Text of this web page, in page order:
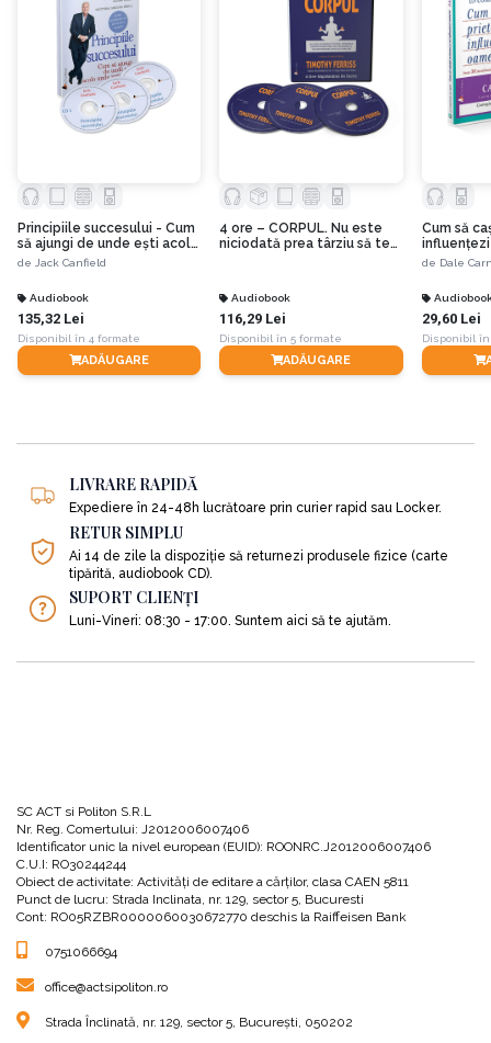
Principiile succesului - Cum
să ajungi de unde eşti acolo
unde vrei să fii
de Jack Canfield
Audiobook
135,32 Lei
Disponibil în 4 formate
ADĂUGARE
4 ore – CORPUL. Nu este
niciodată prea târziu să te
Audiobook
116,29 Lei
Disponibil în 5 formate
ADĂUGARE
Cum să
de Dale
29,60 Lei
Disponibil
LIVRARE RAPIDĂ
Expediere în 24-48h lucrătoare prin curier rapid sau Locker.
RETUR SIMPLU
Ai 14 de zile la dispoziție să returnezi produsele fizice (carte
tipărită, audiobook CD).
SUPORT CLIENȚI
Luni-Vineri: 08:30 - 17:00. Suntem aici să te ajutăm.
SC ACT si Politon S.R.L
Nr. Reg. Comertului: J2012006007406
Identificator unic la nivel european (EUID): ROONRC.J2012006007406
C.U.I: RO30244244
Obiect de activitate: Activităţi de editare a cărţilor, clasa CAEN 5811
Punct de lucru: Strada Inclinata, nr. 129, sector 5, Bucuresti
Cont: RO05RZBR0000060030672770 deschis la Raiffeisen Bank
0751066694
office@actsipoliton.ro
Strada Înclinată, nr. 129, sector 5, București, 050202